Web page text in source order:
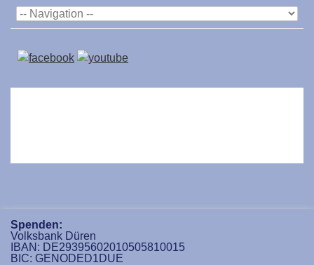
Spenden:
Volksbank Düren
IBAN: DE29395602010505810015
BIC: GENODED1DUE